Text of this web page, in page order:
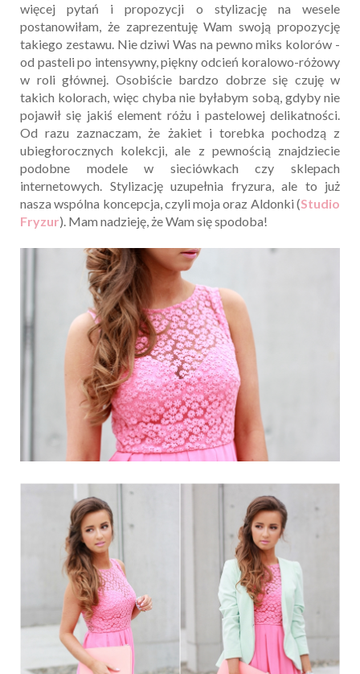
więcej pytań i propozycji o stylizację na wesele
postanowiłam, że zaprezentuję Wam swoją propozycję
takiego zestawu. Nie dziwi Was na pewno miks kolorów -
od pasteli po intensywny, piękny odcień koralowo-różowy
w roli głównej. Osobiście bardzo dobrze się czuję w
takich kolorach, więc chyba nie byłabym sobą, gdyby nie
pojawił się jakiś element różu i pastelowej delikatności.
Od razu zaznaczam, że żakiet i torebka pochodzą z
ubiegłorocznych kolekcji, ale z pewnością znajdziecie
podobne modele w sieciówkach czy sklepach
internetowych. Stylizację uzupełnia fryzura, ale to już
nasza wspólna koncepcja, czyli moja oraz Aldonki (Studio
Fryzur). Mam nadzieję, że Wam się spodoba!